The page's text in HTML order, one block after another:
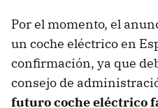
Por el momento, el
un coche eléctrico en
confirmación, ya que
consejo de
futuro coche eléctrico